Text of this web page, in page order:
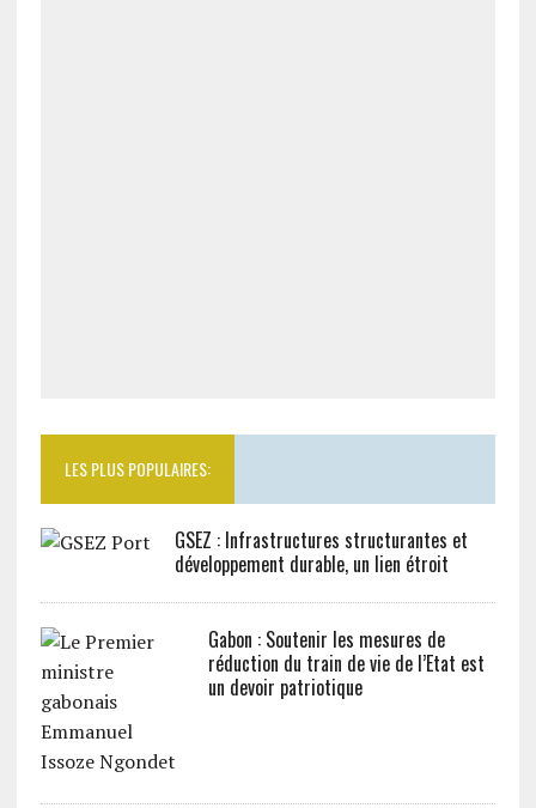
LES PLUS POPULAIRES:
GSEZ : Infrastructures structurantes et
développement durable, un lien étroit
Gabon : Soutenir les mesures de
réduction du train de vie de l’Etat est
un devoir patriotique